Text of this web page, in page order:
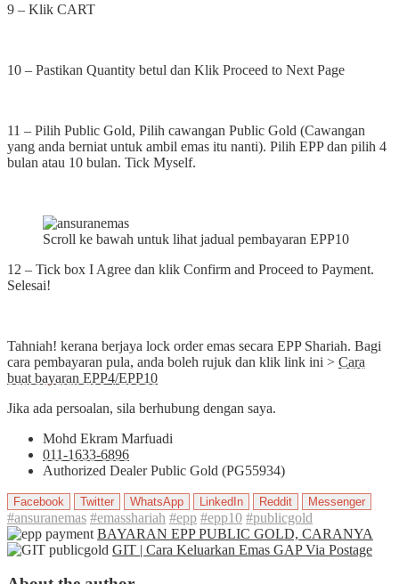
9 – Klik CART
10 – Pastikan Quantity betul dan Klik Proceed to Next Page
11 – Pilih Public Gold, Pilih cawangan Public Gold (Cawangan
yang anda berniat untuk ambil emas itu nanti). Pilih EPP dan pilih 4
bulan atau 10 bulan. Tick Myself.
Scroll ke bawah untuk lihat jadual pembayaran EPP10
12 – Tick box I Agree dan klik Confirm and Proceed to Payment.
Selesai!
Tahniah! kerana berjaya lock order emas secara EPP Shariah. Bagi
cara pembayaran pula, anda boleh rujuk dan klik link ini > Cara
buat bayaran EPP4/EPP10
Jika ada persoalan, sila berhubung dengan saya.
Mohd Ekram Marfuadi
011-1633-6896
Authorized Dealer Public Gold (PG55934)
Facebook Twitter WhatsApp LinkedIn Reddit Messenger
#ansuranemas #emasshariah #epp #epp10 #publicgold
BAYARAN EPP PUBLIC GOLD, CARANYA
GIT | Cara Keluarkan Emas GAP Via Postage